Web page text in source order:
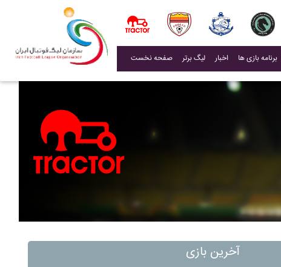
صفحه نخست لیگ برتر اخبار(current) برنامه بازی ها
آخرین بازی